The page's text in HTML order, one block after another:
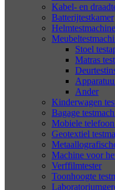
Kabel- en
Batterijtestkamer
Stoel
Matras
Ander
Kinderwagen
Bagage
Mobiele
Geotextiel
Machine voor
Verffilmtester
Toonhoogte